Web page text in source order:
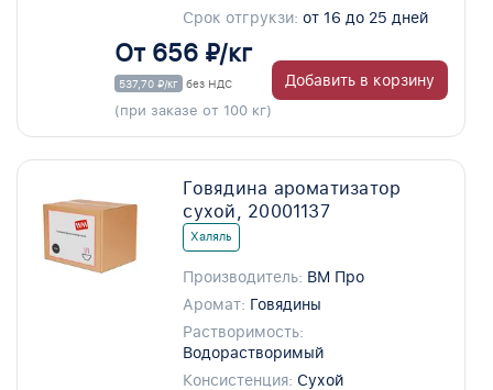
Срок отгрукзи: от 16 до 25 дней
От 656 ₽/кг
537,70 ₽/кг без НДС
(при заказе от 100 кг)
Добавить в корзину
Говядина ароматизатор
сухой, 20001137
Халяль
Производитель: ВМ Про
Аромат: Говядины
Растворимость:
Водорастворимый
Консистенция: Сухой